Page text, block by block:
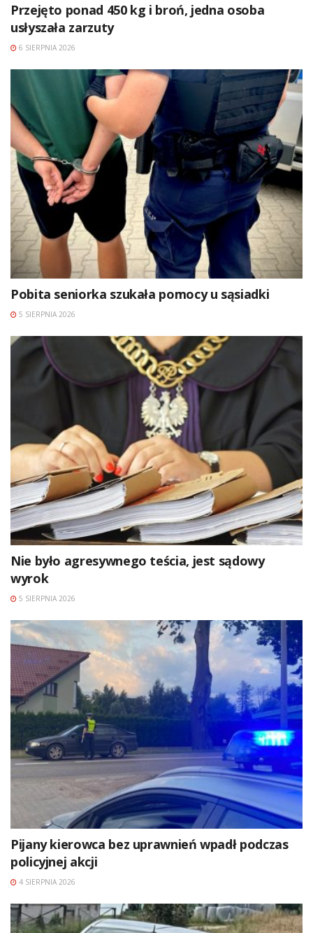
Przejęto ponad 450 kg i broń, jedna osoba
usłyszała zarzuty
6 SIERPNIA 2026
Pobita seniorka szukała pomocy u sąsiadki
5 SIERPNIA 2026
Nie było agresywnego teścia, jest sądowy
wyrok
5 SIERPNIA 2026
Pijany kierowca bez uprawnień wpadł podczas
policyjnej akcji
4 SIERPNIA 2026